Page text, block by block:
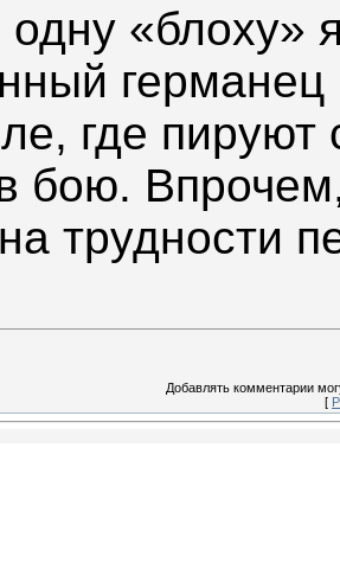
одну «блоху»
германец
где
бою.
трудности
Добавлять комментарии
[